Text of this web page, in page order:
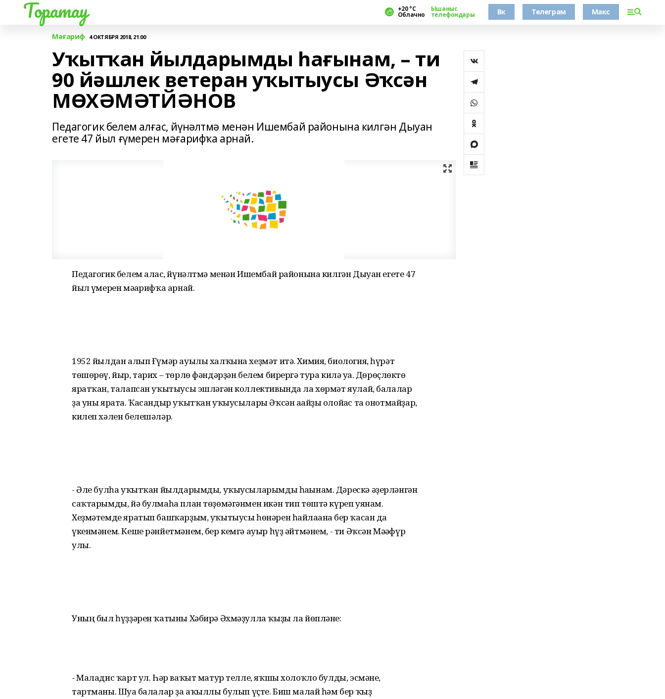
Торатау +20 °С
Облачно
Ышаныс
телефондары Вк Телеграм Макс
Мәғариф 4 ОКТЯБРЯ 2018, 21:00
Уҡытҡан йылдарымды һағынам, – ти
90 йәшлек ветеран уҡытыусы Әҡсән
МӨХӘМӘТЙӘНОВ
Педагогик белем алғас, йүнәлтмә менән Ишембай районына килгән Дыуан
егете 47 йыл ғүмерен мәғарифҡа арнай.
Педагогик белем алғас, йүнәлтмә менән Ишембай районына килгән Дыуан егете 47
йыл ғүмерен мәғарифҡа арнай.
1952 йылдан алып Ғүмәр ауылы халҡына хеҙмәт итә. Химия, биология, һүрәт
төшөрөү, йыр, тарих – төрлө фәндәрҙән белем бирергә тура килә уға. Дөрөҫлөктө
яратҡан, талапсан уҡытыусы эшләгән коллективында ла хөрмәт яулай, балалар
ҙа уны ярата. Ҡасандыр уҡытҡан уҡыусылары Әҡсән ағайҙы олойғас та онотмайҙар,
килеп хәлен белешәләр.
- Әле булһа уҡытҡан йылдарымды, уҡыусыларымды һағынам. Дәрескә әҙерләнгән
саҡтарымды, йә булмаһа план төҙөмәгәнмен икән тип төштә күреп уянам.
Хеҙмәтемде яратып башҡарҙым, уҡытыусы һөнәрен һайлағанға бер ҡасан да
үкенмәнем. Кеше рәнйетмәнем, бер кемгә ауыр һүҙ әйтмәнем, - ти Әҡсән Мәғәфүр
улы.
Уның был һүҙҙәрен ҡатыны Хәбирә Әхмәҙулла ҡыҙы ла йөпләне:
- Маладис ҡарт ул. Һәр ваҡыт матур телле, яҡшы холоҡло булды, эсмәне,
тартманы. Шуға балалар ҙа аҡыллы булып үҫте. Биш малай һәм бер ҡыҙ